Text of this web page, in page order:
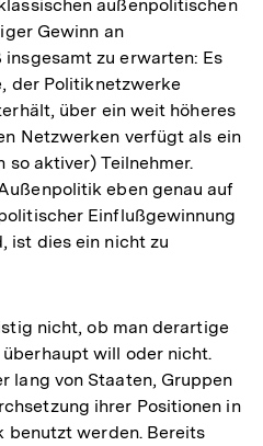
außenpolitischen
Gewinn an
zu erwarten: Es
der Politiknetzwerke
über ein weit höheres
Netzwerken verfügt als ein
so aktiver) Teilnehmer.
eben genau auf
Einflußgewinnung
ist dies ein nicht zu
nicht, ob man derartige
will oder nicht.
lang von Staaten, Gruppen
ihrer Positionen in
benutzt werden. Bereits